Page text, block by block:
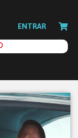
ENTRAR